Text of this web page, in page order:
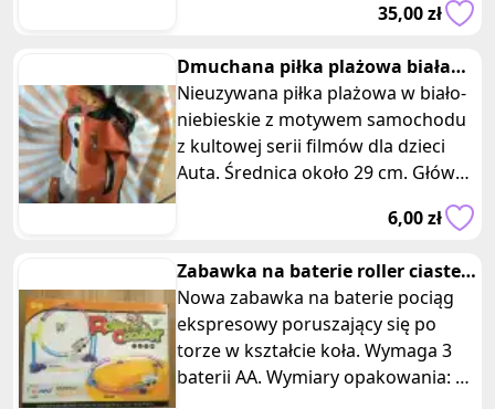
35,00 zł
Dmuchana piłka plażowa biała
niebieska auta
Nieuzywana piłka plażowa w biało-
niebieskie z motywem samochodu
z kultowej serii filmów dla dzieci
Auta. Średnica około 29 cm. Główne
6,00 zł
Zabawka na baterie roller ciastek
bilet train
Nowa zabawka na baterie pociąg
ekspresowy poruszający się po
torze w kształcie koła. Wymaga 3
baterii AA. Wymiary opakowania: 35